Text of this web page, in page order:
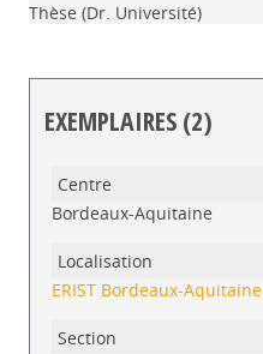
Thèse (Dr. Université)
EXEMPLAIRES (2)
Bordeaux-Aquitaine
ERIST Bordeaux-Aquitaine